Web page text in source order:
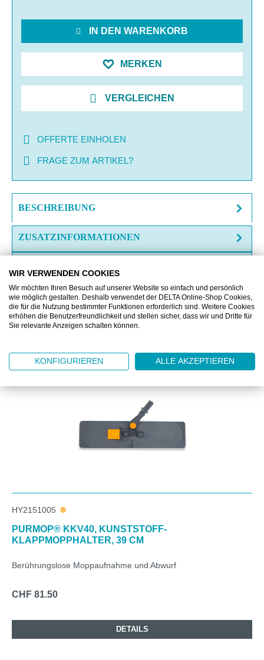
IN DEN WARENKORB
MERKEN
VERGLEICHEN
OFFERTE EINHOLEN
FRAGE ZUM ARTIKEL?
BESCHREIBUNG
ZUSATZINFORMATIONEN
HY2151005
PURMOP® KKV40, KUNSTSTOFF-
KLAPPMOPPHALTER, 39 CM
Berührungslose Moppaufnahme und Abwurf
CHF 81.50
DETAILS
WIR VERWENDEN COOKIES
Wir möchten Ihren Besuch auf unserer Website so einfach und persönlich
wie möglich gestalten. Deshalb verwendet der DELTA Online-Shop Cookies,
die für die Nutzung bestimmter Funktionen erforderlich sind. Weitere Cookies
erhöhen die Benutzerfreundlichkeit und stellen sicher, dass wir und Dritte für
Sie relevante Anzeigen schalten können.
KONFIGURIEREN ALLE AKZEPTIEREN